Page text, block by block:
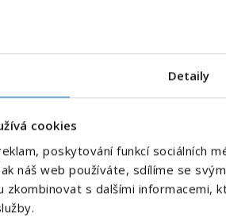
Detaily
cookies
poskytování funkcí sociálních
náš web používáte, sdílíme se
zkombinovat s dalšími informacemi,
probrat
specialista vás bude
+420
Odesláním souhlasíte se